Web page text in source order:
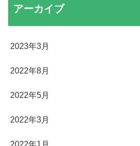
アーカイブ
2023年3月
2022年8月
2022年5月
2022年3月
2022年1月